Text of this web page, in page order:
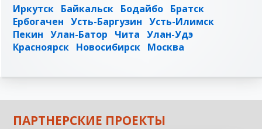
Иркутск Байкальск Бодайбо Братск
Ербогачен Усть-Баргузин Усть-Илимск
Пекин Улан-Батор Чита Улан-Удэ
Красноярск Новосибирск Москва
ПАРТНЕРСКИЕ ПРОЕКТЫ